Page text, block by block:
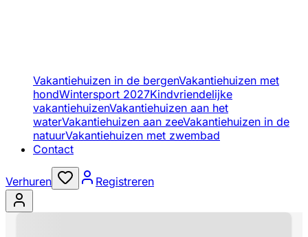
Vakantiehuizen in de bergenVakantiehuizen met
hondWintersport 2027Kindvriendelijke
vakantiehuizenVakantiehuizen aan het
waterVakantiehuizen aan zeeVakantiehuizen in de
natuurVakantiehuizen met zwembad
Contact
Verhuren Registreren